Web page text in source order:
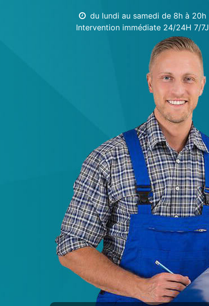
du lundi au samedi de 8h à 20h
Intervention immédiate 24/24H 7/7J